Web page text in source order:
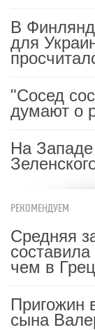
В
для
"Сосед
думают о
На
РЕКОМЕНДУЕМ
Средняя
чем в
Пригожин
сына